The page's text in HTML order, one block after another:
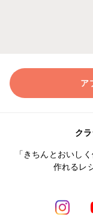
ア
ク
「きちんとおいし
作れるレ